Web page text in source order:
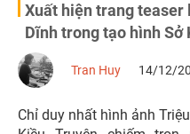
Xuất hiện trang teaser
Dĩnh trong tạo hình Sở
Tran Huy 14/12/
Chỉ duy nhất hình ảnh